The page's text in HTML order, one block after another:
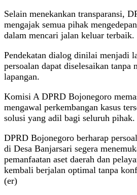
Selain menekankan transparansi,
mengajak semua pihak
dalam mencari jalan keluar terbaik.
Pendekatan dialog dinilai menjadi
persoalan dapat diselesaikan tanpa
lapangan.
Komisi A DPRD Bojonegoro
mengawal perkembangan kasus
solusi yang adil bagi seluruh pihak.
DPRD Bojonegoro berharap
di Desa Banjarsari segera
pemanfaatan aset daerah dan
kembali berjalan optimal tanpa
(er)